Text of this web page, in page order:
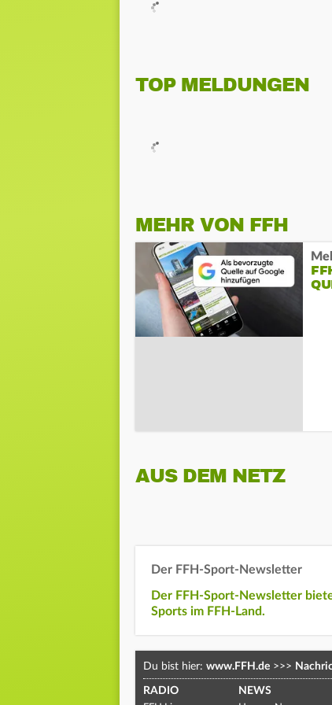
TOP MELDUNGEN
MEHR VON FFH
AUS DEM NETZ
Der FFH-Sport-Newsletter
Der FFH-Sport-Newsletter
Sports im FFH-Land.
Du bist hier: www.FFH.de >>>
RADIO NEWS